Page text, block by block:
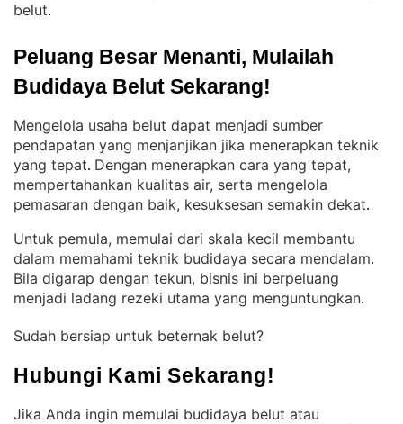
belut.
Peluang Besar Menanti, Mulailah
Budidaya Belut Sekarang!
Mengelola usaha belut dapat menjadi sumber
pendapatan yang menjanjikan jika menerapkan teknik
yang tepat. Dengan menerapkan cara yang tepat,
mempertahankan kualitas air, serta mengelola
pemasaran dengan baik, kesuksesan semakin dekat.
Untuk pemula, memulai dari skala kecil membantu
dalam memahami teknik budidaya secara mendalam
Bila digarap dengan tekun, bisnis ini berpeluang
menjadi ladang rezeki utama yang menguntungkan.
Sudah bersiap untuk beternak belut?
Hubungi Kami Sekarang!
Jika Anda ingin memulai budidaya belut atau